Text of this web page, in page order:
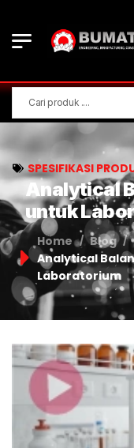
SPESIFIKASI
Analytical
untuk
Home / Blog /
Analytical
Laboratorium